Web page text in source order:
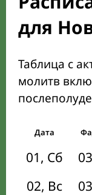
для
Таблица с
молитв
Дата
01, Сб
02, Вс